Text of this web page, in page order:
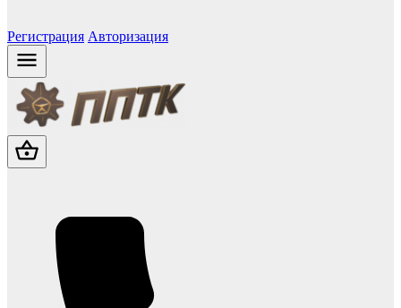
Регистрация Авторизация